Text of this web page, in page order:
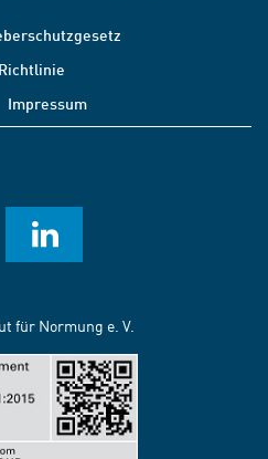
Impressum
für Normung e. V.